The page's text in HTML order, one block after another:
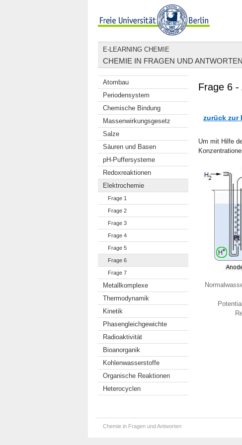
E-LEARNING CHEMIE
CHEMIE IN FRAGEN UND ANTWORTEN
Atombau
Periodensystem
Chemische Bindung
Massenwirkungsgesetz
Salze
Säuren und Basen
pH-Puffersysteme
Redoxreaktionen
Elektrochemie
Frage 1
Frage 2
Frage 3
Frage 4
Frage 5
Frage 6
Frage 7
Metallkomplexe
Thermodynamik
Kinetik
Phasengleichgewichte
Radioaktivität
Bioanorganik
Kohlenwasserstoffe
Organische Reaktionen
Heterocyclen
Frage 6 -
zurück zur
Um mit Hilfe
Chemie in Fragen und Antworten